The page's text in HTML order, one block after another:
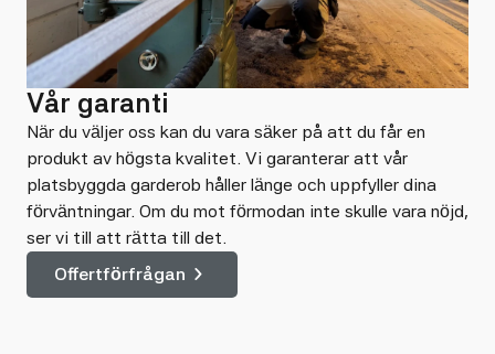
Vår garanti
När du väljer oss kan du vara säker på att du får en
produkt av högsta kvalitet. Vi garanterar att vår
platsbyggda garderob håller länge och uppfyller dina
förväntningar. Om du mot förmodan inte skulle vara nöjd,
ser vi till att rätta till det.
Offertförfrågan